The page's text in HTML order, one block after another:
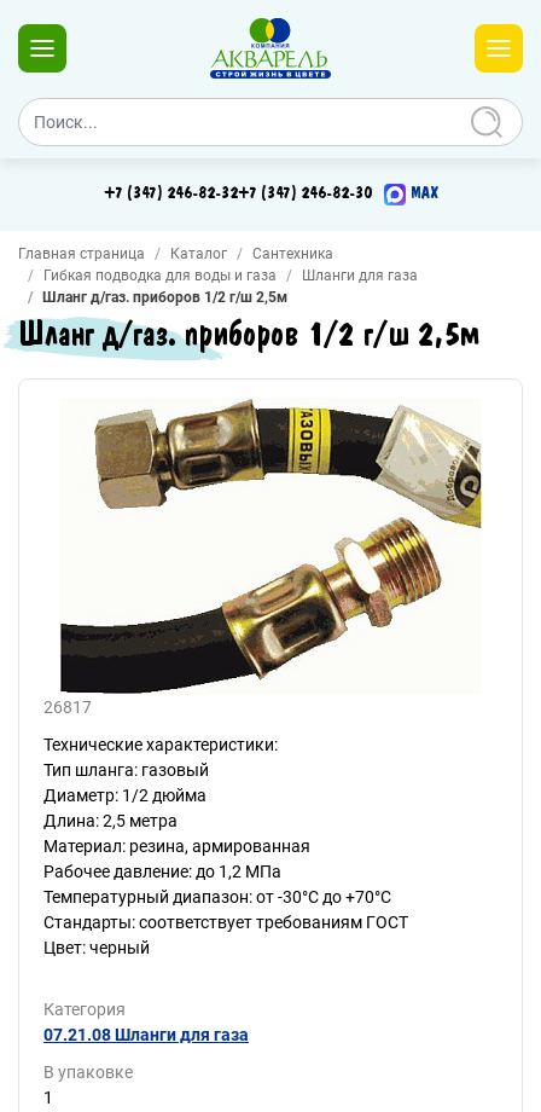
+7 (347) 246-82-32+7 (347) 246-82-30 MAX
Главная страница Каталог
Сантехника
Гибкая подводка для воды и газа
Шланги для газа
Шланг д/газ. приборов 1/2 г/ш 2,5м
Шланг д/газ. приборов 1/2 г/ш 2,5м
26817
Технические характеристики:
Тип шланга: газовый
Диаметр: 1/2 дюйма
Длина: 2,5 метра
Материал: резина, армированная
Рабочее давление: до 1,2 МПа
Температурный диапазон: от -30°C до +70°C
Стандарты: соответствует требованиям ГОСТ
Цвет: черный
Категория
07.21.08 Шланги для газа
В упаковке
1